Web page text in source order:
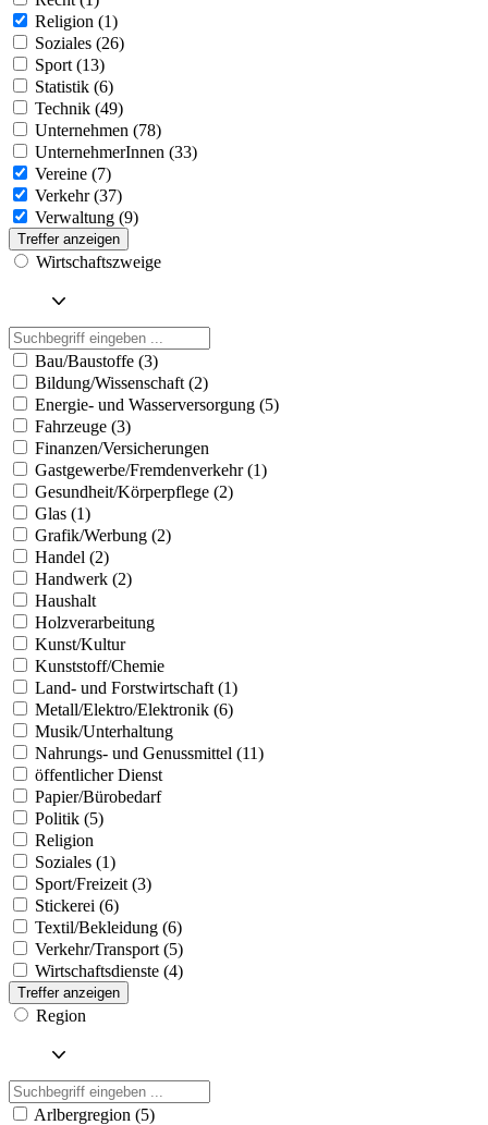
Religion (1)
Soziales (26)
Sport (13)
Statistik (6)
Technik (49)
Unternehmen (78)
UnternehmerInnen (33)
Vereine (7)
Verkehr (37)
Verwaltung (9)
Treffer anzeigen
Wirtschaftszweige
Bau/Baustoffe (3)
Bildung/Wissenschaft (2)
Energie- und Wasserversorgung (5)
Fahrzeuge (3)
Finanzen/Versicherungen
Gastgewerbe/Fremdenverkehr (1)
Gesundheit/Körperpflege (2)
Glas (1)
Grafik/Werbung (2)
Handel (2)
Handwerk (2)
Haushalt
Holzverarbeitung
Kunst/Kultur
Kunststoff/Chemie
Land- und Forstwirtschaft (1)
Metall/Elektro/Elektronik (6)
Musik/Unterhaltung
Nahrungs- und Genussmittel (11)
öffentlicher Dienst
Papier/Bürobedarf
Politik (5)
Religion
Soziales (1)
Sport/Freizeit (3)
Stickerei (6)
Textil/Bekleidung (6)
Verkehr/Transport (5)
Wirtschaftsdienste (4)
Treffer anzeigen
Region
Arlbergregion (5)